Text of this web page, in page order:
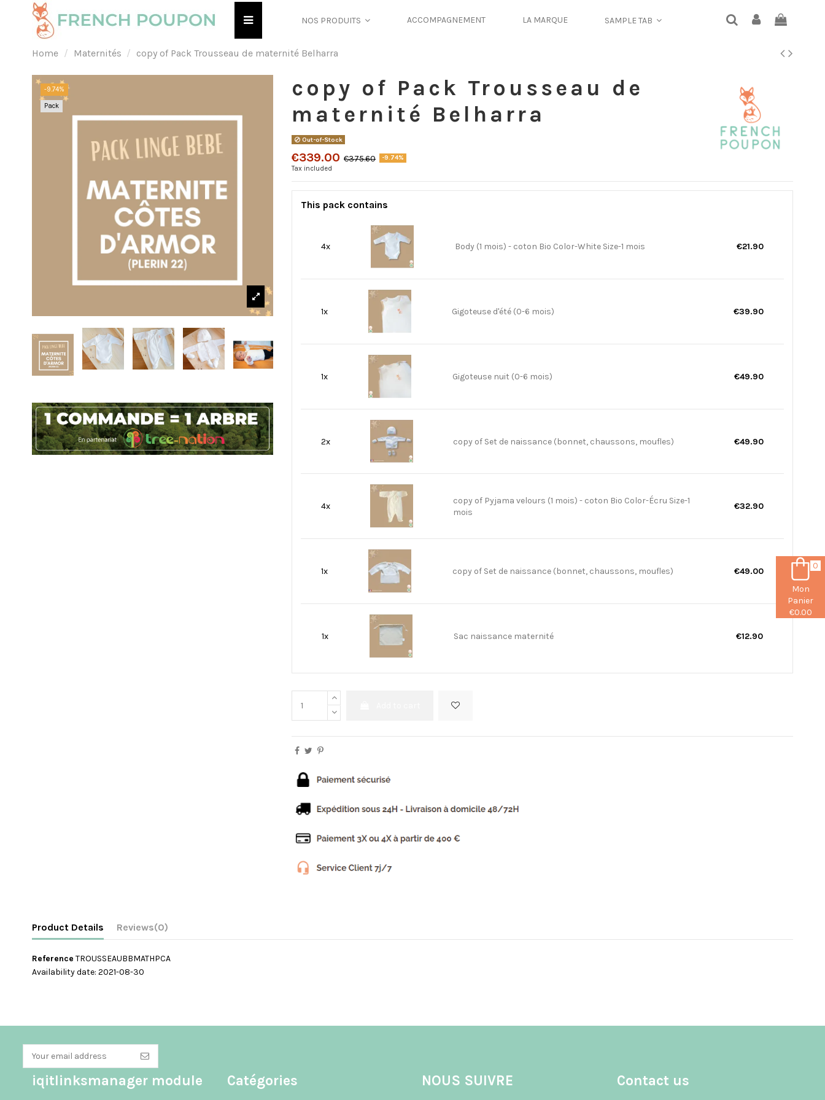
NOS PRODUITS ACCOMPAGNEMENT LA MARQUE SAMPLE TAB
0
Mon
Panier
€0.00
Home Maternités copy of Pack Trousseau de maternité Belharra
-9.74%
Pack
copy of Pack Trousseau de
maternité Belharra
Out-of-Stock
€339.00 €375.60
-9.74%
Tax included
This pack contains
4x Body (1 mois) - coton Bio Color-White Size-1 mois €21.90
1x Gigoteuse d'été (0-6 mois) €39.90
1x Gigoteuse nuit (0-6 mois) €49.90
2x copy of Set de naissance (bonnet, chaussons, moufles) €49.90
4x
copy of Pyjama velours (1 mois) - coton Bio Color-Écru Size-1
mois
€32.90
1x copy of Set de naissance (bonnet, chaussons, moufles) €49.00
1x Sac naissance maternité €12.90
Product Details Reviews(0)
Reference TROUSSEAUBBMATHPCA
Availability date: 2021-08-30
iqitlinksmanager module Catégories NOUS SUIVRE Contact us